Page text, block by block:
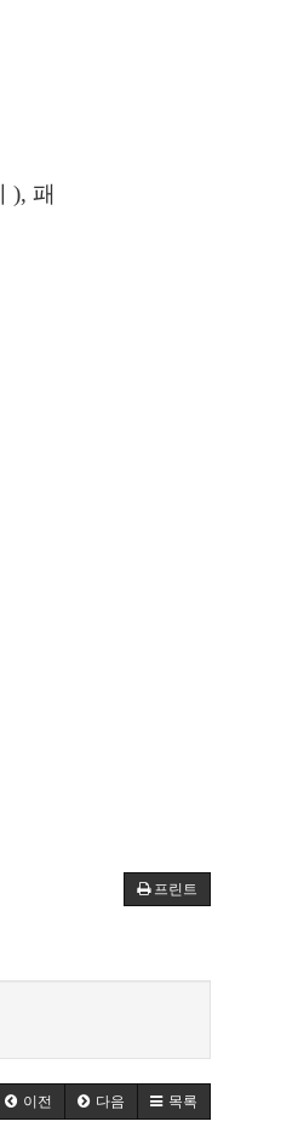
), 패
프린트
이전 다음 목록